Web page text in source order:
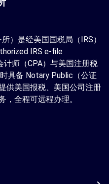
）是经美国国税局（IRS）
IRS e-file
师（CPA）与美国注册税
具备 Notary Public（公证
供美国报税、美国公司注册
，全程可远程办理。